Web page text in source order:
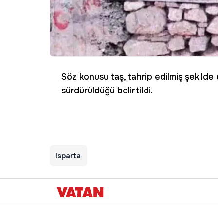
Söz konusu taş, tahrip edilmiş şekilde
sürdürüldüğü belirtildi.
Isparta